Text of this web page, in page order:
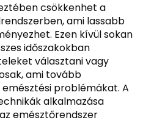
csökkenhet a
ami lassabb
Ezen kívül sokan
időszakokban
választani vagy
ami tovább
problémákat. A
alkalmazása
emésztőrendszer